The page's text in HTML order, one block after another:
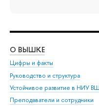
О ВЫШКЕ
Цифры и факты
Руководство и структура
Устойчивое развитие в НИУ
Преподаватели и сотрудники